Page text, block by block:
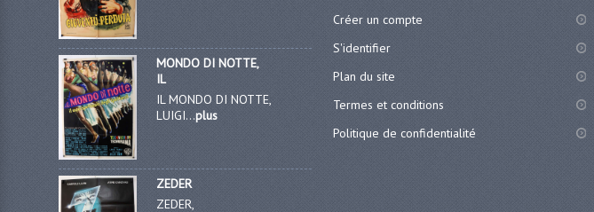
MONDO DI NOTTE,
IL
IL MONDO DI NOTTE,
LUIGI...plus
ZEDER
ZEDER,
Créer un compte
S'identifier
Plan du site
Termes et conditions
Politique de confidentialité